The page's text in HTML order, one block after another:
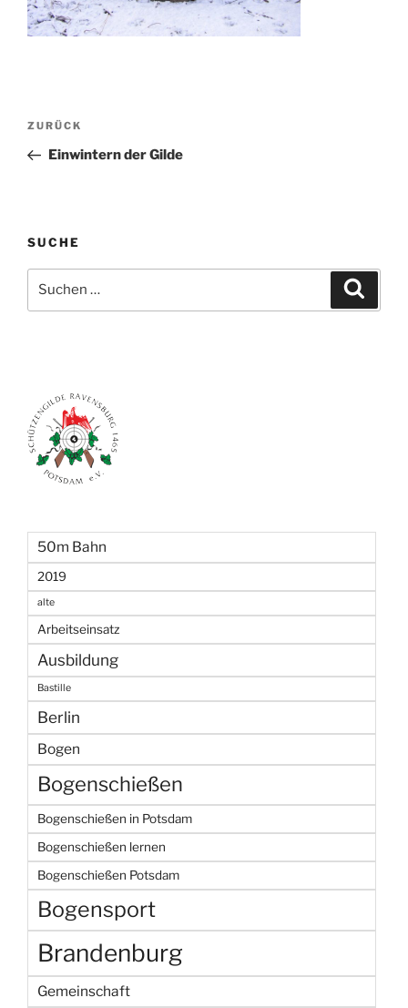
Beitragsnavigation
Vorheriger
Beitrag
ZURÜCK
Einwintern der Gilde
SUCHE
nach:
50m Bahn
2019
alte
Arbeitseinsatz
Ausbildung
Bastille
Berlin
Bogen
Bogenschießen
Bogenschießen in Potsdam
Bogenschießen lernen
Bogenschießen Potsdam
Bogensport
Brandenburg
Gemeinschaft